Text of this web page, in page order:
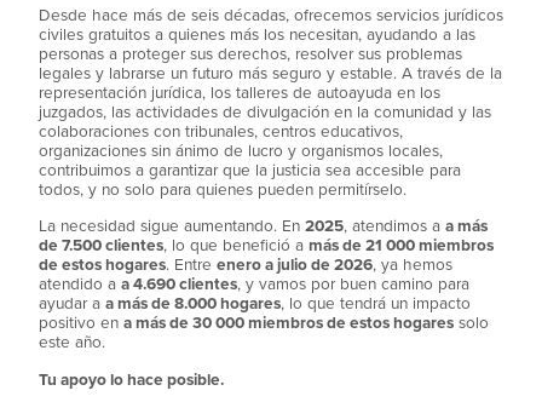
Desde hace más de seis décadas, ofrecemos servicios jurídicos
civiles gratuitos a quienes más los necesitan, ayudando a las
personas a proteger sus derechos, resolver sus problemas
legales y labrarse un futuro más seguro y estable. A través de la
representación jurídica, los talleres de autoayuda en los
juzgados, las actividades de divulgación en la comunidad y las
colaboraciones con tribunales, centros educativos,
organizaciones sin ánimo de lucro y organismos locales,
contribuimos a garantizar que la justicia sea accesible para
todos, y no solo para quienes pueden permitírselo.
La necesidad sigue aumentando. En 2025, atendimos a a más
de 7.500 clientes, lo que benefició a más de 21 000 miembros
de estos hogares. Entre enero a julio de 2026, ya hemos
atendido a a 4.690 clientes, y vamos por buen camino para
ayudar a a más de 8.000 hogares, lo que tendrá un impacto
positivo en a más de 30 000 miembros de estos hogares solo
este año.
Tu apoyo lo hace posible.